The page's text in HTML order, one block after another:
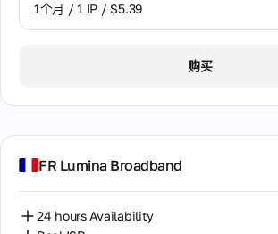
1个月 / 1 IP / $5.39
购买
FR Lumina Broadband
24 hours Availability